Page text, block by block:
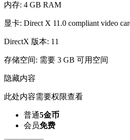
内存: 4 GB RAM
显卡: Direct X 11.0 compliant video
DirectX 版本: 11
存储空间: 需要 3 GB 可用空间
隐藏内容
此处内容需要权限查看
普通5金币
会员免费